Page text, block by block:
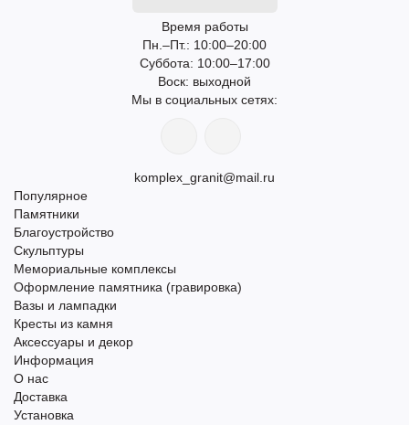
Время работы
Пн.–Пт.: 10:00–20:00​​
Суббота: 10:00–17:00
​Воск: выходной
Мы в социальных сетях:
komplex_granit@mail.ru
Популярное
Памятники
Благоустройство
Скульптуры
Мемориальные комплексы
Оформление памятника (гравировка)
Вазы и лампадки
Кресты из камня
Аксессуары и декор
Информация
О нас
Доставка
Установка